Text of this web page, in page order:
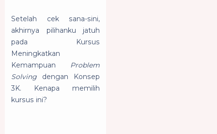
Setelah cek sana-sini,
akhirnya pilihanku jatuh
pada Kursus
Meningkatkan
Kemampuan
Problem
Solving dengan Konsep
3K. Kenapa memilih
kursus ini?